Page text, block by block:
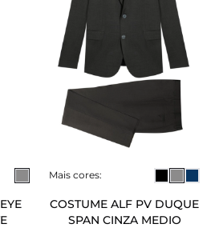
Mais cores:
COSTUME ALF PV DUQUE
SPAN CINZA MEDIO